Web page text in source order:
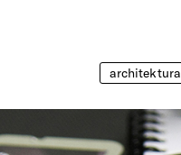
architektura